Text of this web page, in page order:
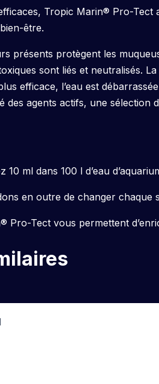
Tropic Marin® Pro-Tect
être.
présents protègent les
sont liés et neutralisés.
efficace, l’eau est
des agents actifs, une sélection
10 ml dans 100 l d’eau
en outre de changer chaque
Pro-Tect vous permettent